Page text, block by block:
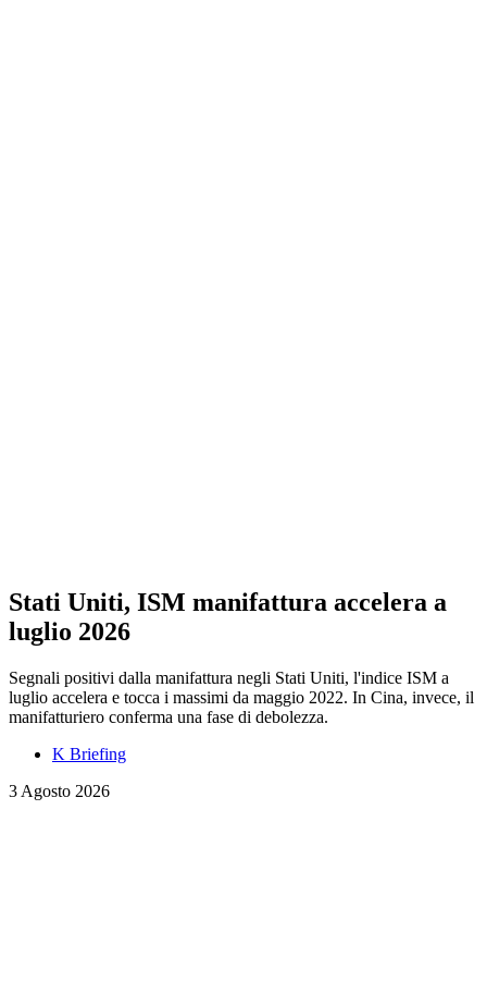
Stati Uniti, ISM manifattura accelera a
luglio 2026
Segnali positivi dalla manifattura negli Stati Uniti, l'indice ISM a
luglio accelera e tocca i massimi da maggio 2022. In Cina, invece, il
manifatturiero conferma una fase di debolezza.
K Briefing
3 Agosto 2026